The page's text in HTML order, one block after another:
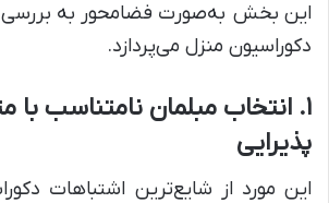
این بخش به‌صورت فضامحور به بررسی
دکوراسیون منزل می‌پردازد.
۱. انتخاب مبلمان نامتناسب با
پذیرایی
این مورد از شایع‌ترین اشتباهات